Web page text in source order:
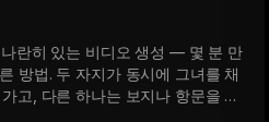
란히 있는 비디오 생성 — 몇 분 만
방법. 두 자지가 동시에 그녀를 채
고, 다른 하나는 보지나 항문을 크